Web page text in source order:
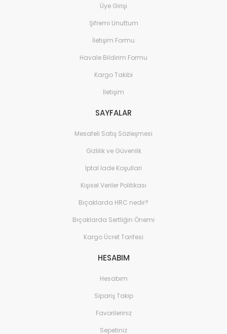
Üye Girişi
Şifremi Unuttum
İletişim Formu
Havale Bildirim Formu
Kargo Takibi
İletişim
SAYFALAR
Mesafeli Satış Sözleşmesi
Gizlilik ve Güvenlik
İptal İade Koşullari
Kişisel Veriler Politikası
Bıçaklarda HRC nedir?
Bıçaklarda Sertliğin Önemi
Kargo Ücret Tarifesi
HESABIM
Hesabım
Sipariş Takip
Favorileriniz
Sepetiniz